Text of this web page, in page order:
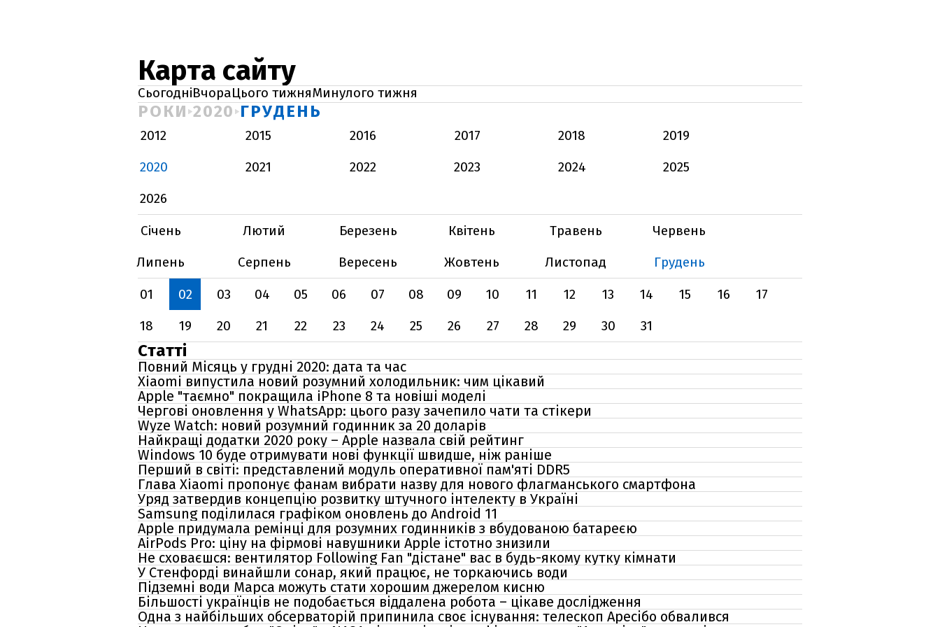
Карта сайту
СьогодніВчораЦього тижняМинулого тижня
РОКИ 2020 ГРУДЕНЬ
2012 2015 2016 2017 2018
2019
2020
2021 2022 2023 2024
2025
2026
Січень
Лютий Березень Квітень Травень
Червень
Липень
Серпень Вересень Жовтень Листопад
Грудень
01
02 03 04 05 06 07 08 09 10 11 12 13 14 15 16
17
18
19 20 21 22 23 24 25 26 27 28 29 30 31
Статті
Повний Місяць у грудні 2020: дата та час
Xiaomi випустила новий розумний холодильник: чим цікавий
Apple "таємно" покращила iPhone 8 та новіші моделі
Чергові оновлення у WhatsApp: цього разу зачепило чати та стікери
Wyze Watch: новий розумний годинник за 20 доларів
Найкращі додатки 2020 року – Apple назвала свій рейтинг
Windows 10 буде отримувати нові функції швидше, ніж раніше
Перший в світі: представлений модуль оперативної пам'яті DDR5
Глава Xiaomi пропонує фанам вибрати назву для нового флагманського смартфона
Уряд затвердив концепцію розвитку штучного інтелекту в Україні
Samsung поділилася графіком оновлень до Android 11
Apple придумала ремінці для розумних годинників з вбудованою батареєю
AirPods Pro: ціну на фірмові навушники Apple істотно знизили
Не сховаєшся: вентилятор Following Fan "дістане" вас в будь-якому кутку кімнати
У Стенфорді винайшли сонар, який працює, не торкаючись води
Підземні води Марса можуть стати хорошим джерелом кисню
Більшості українців не подобається віддалена робота – цікаве дослідження
Одна з найбільших обсерваторій припинила своє існування: телескоп Аресібо обвалився